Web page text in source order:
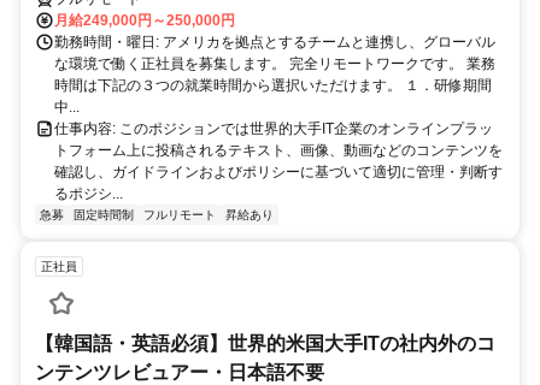
月給249,000円～250,000円
勤務時間・曜日: アメリカを拠点とするチームと連携し、グローバル
な環境で働く正社員を募集します。 完全リモートワークです。 業務
時間は下記の３つの就業時間から選択いただけます。 １．研修期間
中...
仕事内容: このポジションでは世界的大手IT企業のオンラインプラッ
トフォーム上に投稿されるテキスト、画像、動画などのコンテンツを
確認し、ガイドラインおよびポリシーに基づいて適切に管理・判断す
るポジシ...
急募 固定時間制 フルリモート 昇給あり
正社員
【韓国語・英語必須】世界的米国大手ITの社内外のコ
ンテンツレビュアー・日本語不要